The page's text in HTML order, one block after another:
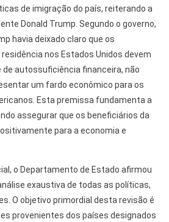
de imigração do país, reiterando a
Donald Trump. Segundo o governo,
havia deixado claro que os
nos Estados Unidos devem
autossuficiência financeira, não
um fardo econômico para os
Esta premissa fundamenta a
assegurar que os beneficiários da
para a economia e
o Departamento de Estado afirmou
exaustiva de todas as políticas,
O objetivo primordial desta revisão é
provenientes dos países designados